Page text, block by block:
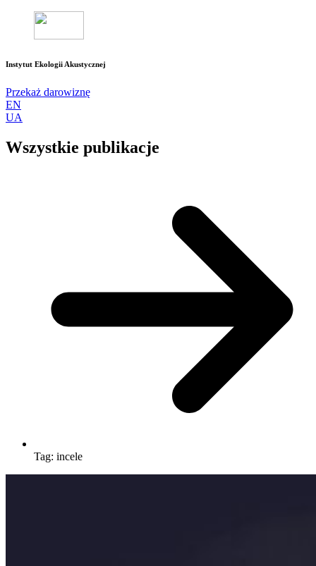
Instytut Ekologii Akustycznej
Przekaż darowiznę
EN
UA
Wszystkie publikacje
Tag: incele